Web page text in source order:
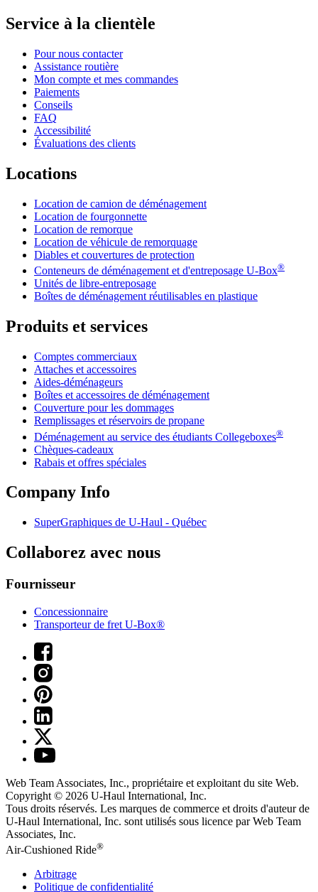
Service à la clientèle
Pour nous contacter
Assistance routière
Mon compte et mes commandes
Paiements
Conseils
FAQ
Accessibilité
Évaluations des clients
Locations
Location de camion de déménagement
Location de fourgonnette
Location de remorque
Location de véhicule de remorquage
Diables et couvertures de protection
Conteneurs de déménagement et d'entreposage U-Box®
Unités de libre-entreposage
Boîtes de déménagement réutilisables en plastique
Produits et services
Comptes commerciaux
Attaches et accessoires
Aides-déménageurs
Boîtes et accessoires de déménagement
Couverture pour les dommages
Remplissages et réservoirs de propane
Déménagement au service des étudiants Collegeboxes®
Chèques-cadeaux
Rabais et offres spéciales
Company Info
SuperGraphiques de U-Haul - Québec
Collaborez avec nous
Fournisseur
Concessionnaire
Transporteur de fret U-Box®
Web Team Associates, Inc., propriétaire et exploitant du site Web.
Copyright © 2026 U-Haul International, Inc.
Tous droits réservés. Les marques de commerce et droits d'auteur de
U-Haul International, Inc. sont utilisés sous licence par Web Team
Associates, Inc.
Air-Cushioned Ride®
Arbitrage
Politique de confidentialité